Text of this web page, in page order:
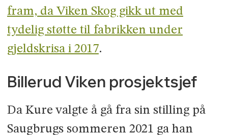
fram, da Viken Skog gikk ut med
tydelig støtte til fabrikken under
gjeldskrisa i 2017.
Billerud Viken prosjektsjef
Da Kure valgte å gå fra sin stilling på
Saugbrugs sommeren 2021 ga han